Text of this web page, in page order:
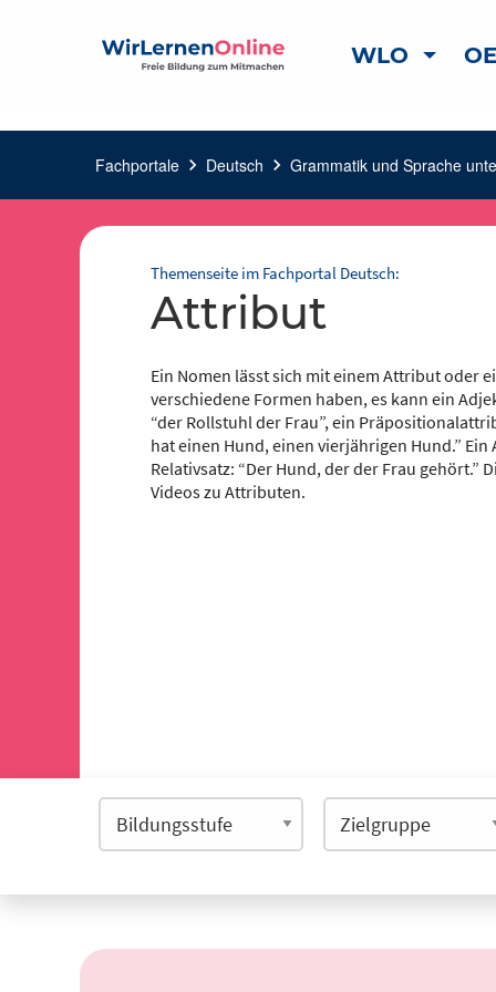
WLO
Fachportale chevron_right Deutsch chevron_right Grammatik und Sprache
Themenseite im Fachportal Deutsch:
Attribut
Ein Nomen lässt sich mit einem Attribut oder
verschiedene Formen haben, es kann ein
“der Rollstuhl der Frau”, ein
hat einen Hund, einen vierjährigen Hund.”
Relativsatz: “Der Hund, der der Frau
Videos zu Attributen.